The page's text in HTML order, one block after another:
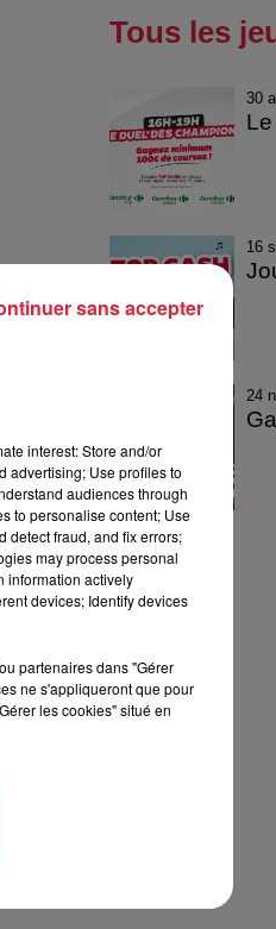
Tous les
30
16
24
interest: Store and/or
advertising; Use profiles to
audiences through
to personalise content; Use
detect fraud, and fix errors;
may process personal
information actively
devices; Identify devices
partenaires dans "Gérer
ne s'appliqueront que pour
les cookies" situé en
sans accepter